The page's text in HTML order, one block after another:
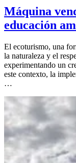
Máquina
educación
El ecoturismo, una
la naturaleza y el
experimentando un
este contexto, la
…